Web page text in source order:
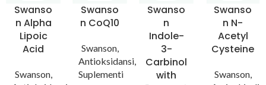
Swanso
n Alpha
Lipoic
Acid
Swanson,
Swanso
n CoQ10
Swanson,
Antioksidansi,
Suplementi
Swanso
n
Indole-
3-
Carbinol
with
Swanso
n N-
Acetyl
Cysteine
Swanson,